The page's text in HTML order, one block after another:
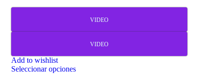
VIDEO
VIDEO
Add to wishlist
Seleccionar opciones